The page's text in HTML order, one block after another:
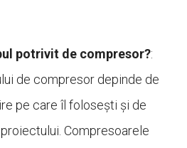
potrivit de compresor?:
de compresor depinde de
pe care îl folosești și de
Compresoarele